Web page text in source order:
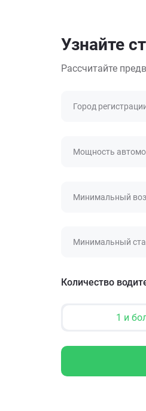
Узнайте
Рассчитайте
Город
Мощность
Минимальный
Минимальный
Количество
1 и